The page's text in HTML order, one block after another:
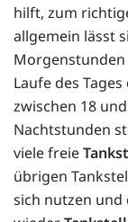
hilft, zum
allgemein lässt
Laufe des
zwischen 18
Nachtstunden
viele freie
übrigen
sich nutzen und